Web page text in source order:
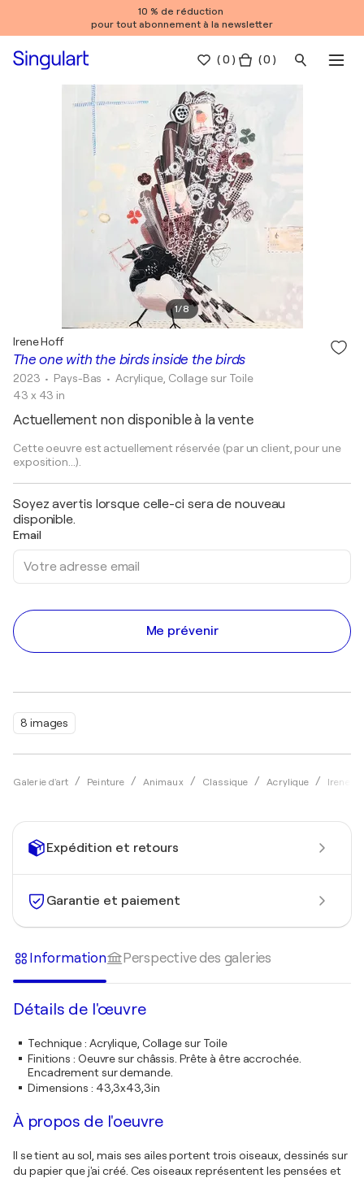
10 % de réduction
pour tout abonnement à la newsletter
(0 ) ( 0 )
1/8
8 images
Galerie d'art Peinture Animaux Classique Acrylique Irene
The one with the birds inside the birds
Irene Hoff
2023 • Pays-Bas • Acrylique, Collage sur Toile
43 x 43 in
Actuellement non disponible à la vente
Cette oeuvre est actuellement réservée (par un client, pour une
exposition...).
Soyez avertis lorsque celle-ci sera de nouveau
disponible.
Email
Me prévenir
Expédition et retours
Garantie et paiement
Information Perspective des galeries
Détails de l'œuvre
Technique: Acrylique, Collage sur Toile
Finitions : Oeuvre sur châssis. Prête à être accrochée.
Encadrement sur demande.
Dimensions : 43,3x43,3in
À propos de l'oeuvre
Il se tient au sol, mais ses ailes portent trois oiseaux, dessinés sur
du papier que j'ai créé. Ces oiseaux représentent les pensées et